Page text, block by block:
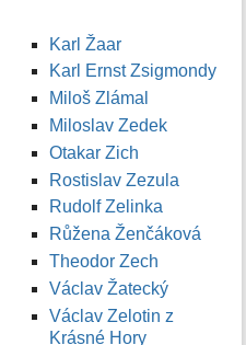
Karl Žaar
Karl Ernst Zsigmondy
Miloš Zlámal
Miloslav Zedek
Otakar Zich
Rostislav Zezula
Rudolf Zelinka
Růžena Ženčáková
Theodor Zech
Václav Žatecký
Václav Zelotin z
Krásné Hory